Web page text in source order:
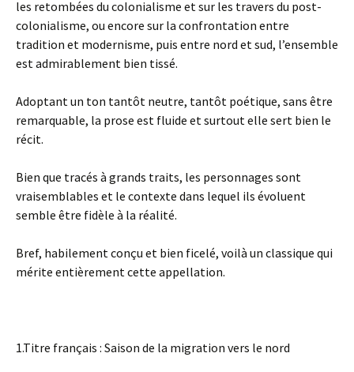
les retombées du colonialisme et sur les travers du post-
colonialisme, ou encore sur la confrontation entre
tradition et modernisme, puis entre nord et sud, l’ensemble
est admirablement bien tissé.
Adoptant un ton tantôt neutre, tantôt poétique, sans être
remarquable, la prose est fluide et surtout elle sert bien le
récit.
Bien que tracés à grands traits, les personnages sont
vraisemblables et le contexte dans lequel ils évoluent
semble être fidèle à la réalité.
Bref, habilement conçu et bien ficelé, voilà un classique qui
mérite entièrement cette appellation.
1.Titre français : Saison de la migration vers le nord